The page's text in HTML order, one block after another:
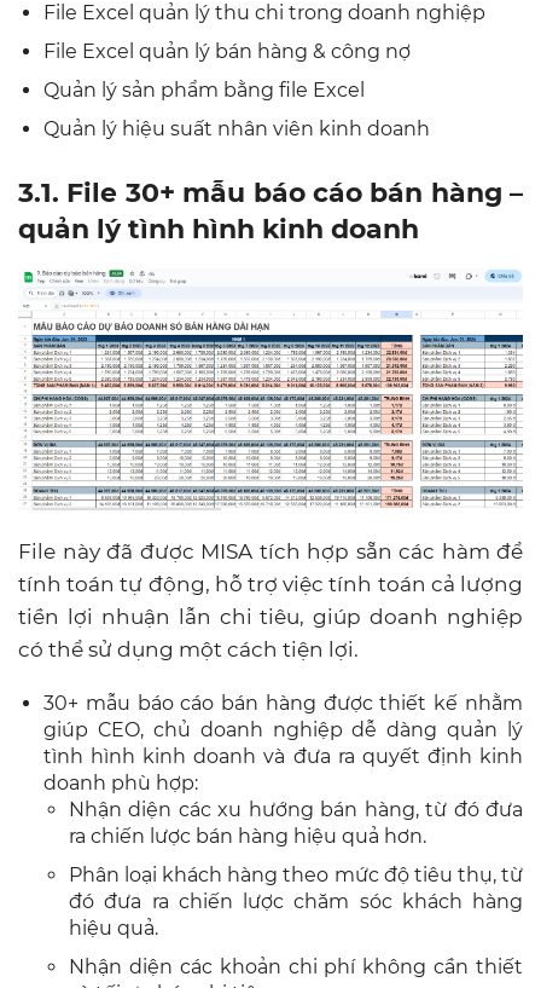
File Excel quản lý thu chi trong doanh nghiệp
File Excel quản lý bán hàng & công nợ
Quản lý sản phẩm bằng file Excel
Quản lý hiệu suất nhân viên kinh doanh
3.1. File 30+ mẫu báo cáo bán hàng –
quản lý tình hình kinh doanh
File này đã được MISA tích hợp sẵn các hàm để
tính toán tự động, hỗ trợ việc tính toán cả lượng
tiền lợi nhuận lẫn chi tiêu, giúp doanh nghiệp
có thể sử dụng một cách tiện lợi.
30+ mẫu báo cáo bán hàng được thiết kế nhằm
giúp CEO, chủ doanh nghiệp dễ dàng quản lý
tình hình kinh doanh và đưa ra quyết định kinh
doanh phù hợp:
Nhận diện các xu hướng bán hàng, từ đó đưa
ra chiến lược bán hàng hiệu quả hơn.
Phân loại khách hàng theo mức độ tiêu thụ, từ
đó đưa ra chiến lược chăm sóc khách hàng
hiệu quả.
Nhận diện các khoản chi phí không cần thiết